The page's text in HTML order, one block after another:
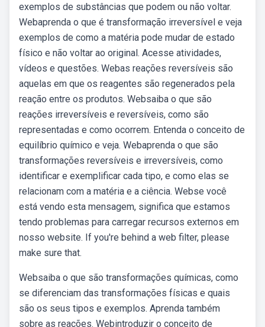
exemplos de substâncias que podem ou não voltar.
Webaprenda o que é transformação irreversível e veja
exemplos de como a matéria pode mudar de estado
físico e não voltar ao original. Acesse atividades,
vídeos e questões. Webas reações reversíveis são
aquelas em que os reagentes são regenerados pela
reação entre os produtos. Websaiba o que são
reações irreversíveis e reversíveis, como são
representadas e como ocorrem. Entenda o conceito de
equilíbrio químico e veja. Webaprenda o que são
transformações reversíveis e irreversíveis, como
identificar e exemplificar cada tipo, e como elas se
relacionam com a matéria e a ciência. Webse você
está vendo esta mensagem, significa que estamos
tendo problemas para carregar recursos externos em
nosso website. If you're behind a web filter, please
make sure that.
Websaiba o que são transformações químicas, como
se diferenciam das transformações físicas e quais
são os seus tipos e exemplos. Aprenda também
sobre as reações. Webintroduzir o conceito de